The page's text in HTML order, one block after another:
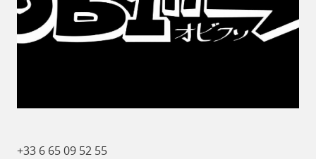
+33 6 65 09 52 55